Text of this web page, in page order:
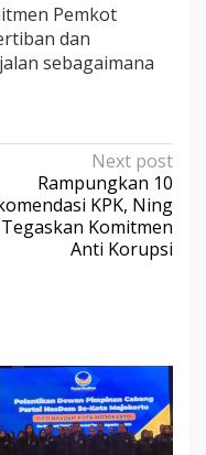
Pemkot
dan
sebagaimana
Next post
Rampungkan 10
KPK, Ning
Komitmen
Anti Korupsi